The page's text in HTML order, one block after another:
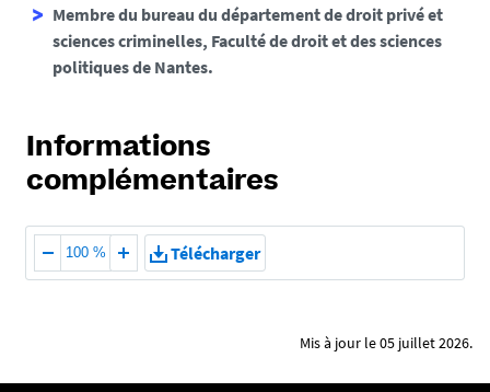
Membre du bureau du département de droit privé et
sciences criminelles, Faculté de droit et des sciences
politiques de Nantes.
Informations
complémentaires
100 % Télécharger
Mis à jour le 05 juillet 2026.